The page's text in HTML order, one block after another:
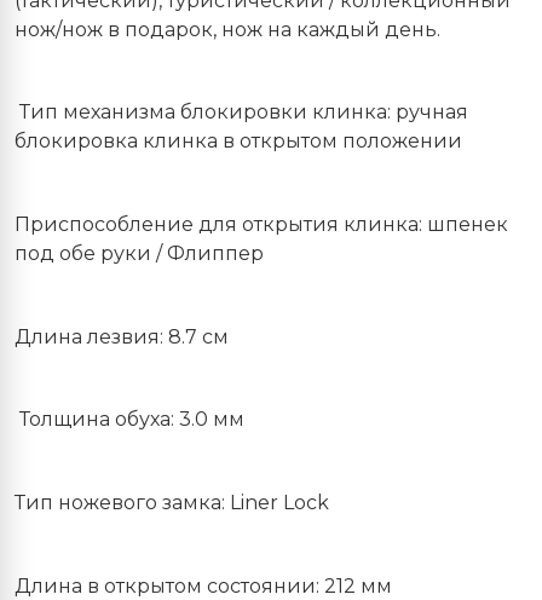
нож/нож в подарок, нож на каждый день.
Тип механизма блокировки клинка: ручная
блокировка клинка в открытом положении
Приспособление для открытия клинка: шпенек
под обе руки / Флиппер
Длина лезвия: 8.7 см
Толщина обуха: 3.0 мм
Тип ножевого замка: Liner Lock
Длина в открытом состоянии: 212 мм